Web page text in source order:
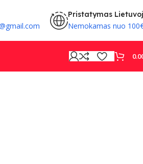
Pristatymas
Nemokamas nuo